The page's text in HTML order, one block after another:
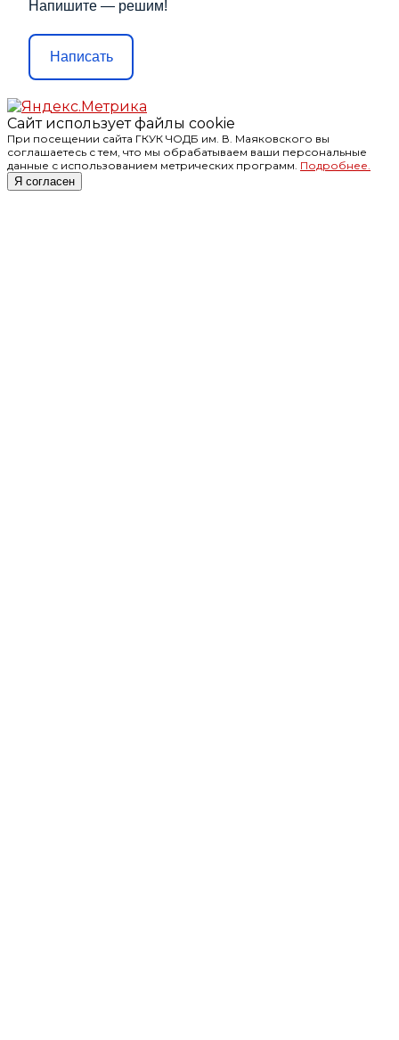
Напишите — решим!
Написать
Сайт использует файлы cookie
При посещении сайта ГКУК ЧОДБ им. В. Маяковского вы
соглашаетесь с тем, что мы обрабатываем ваши персональные
данные с использованием метрических программ. Подробнее.
Я согласен